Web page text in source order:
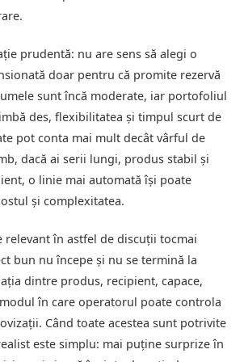
prudentă: nu are sens să alegi o
doar pentru că promite rezervă
sunt încă moderate, iar portofoliul
des, flexibilitatea și timpul scurt de
pot conta mai mult decât vârful de
dacă ai serii lungi, produs stabil și
o linie mai automată își poate
și complexitatea.
relevant în astfel de discuții tocmai
bun nu începe și nu se termină la
dintre produs, recipient, capace,
în care operatorul poate controla
Când toate acestea sunt potrivite
este simplu: mai puține surprize în